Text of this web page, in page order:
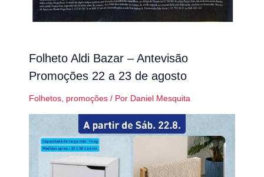
Folheto Aldi Bazar – Antevisão
Promoções 22 a 23 de agosto
Folhetos, promoções/ Por Daniel Mesquita